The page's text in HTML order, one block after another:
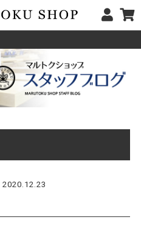
2020.12.23